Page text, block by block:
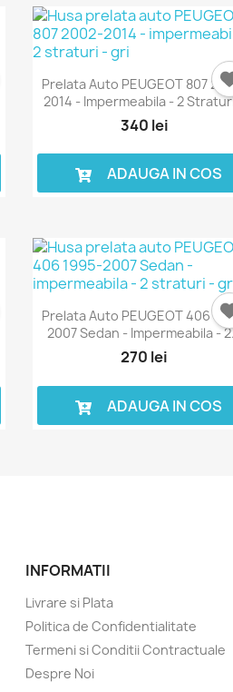
Prelata Auto PEUGEOT 807
2014 - Impermeabila - 2
340 lei
ADAUGA IN COS
Prelata Auto PEUGEOT 406
2007 Sedan - Impermeabila -
270 lei
ADAUGA IN COS
INFORMATII
Livrare si Plata
Politica de Confidentialitate
Termeni si Conditii Contractuale
Despre Noi